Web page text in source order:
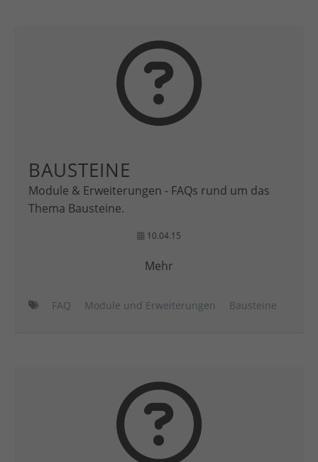
BAUSTEINE
Module & Erweiterungen - FAQs rund um das
Thema Bausteine.
10.04.15
Mehr
FAQ Module und Erweiterungen Bausteine